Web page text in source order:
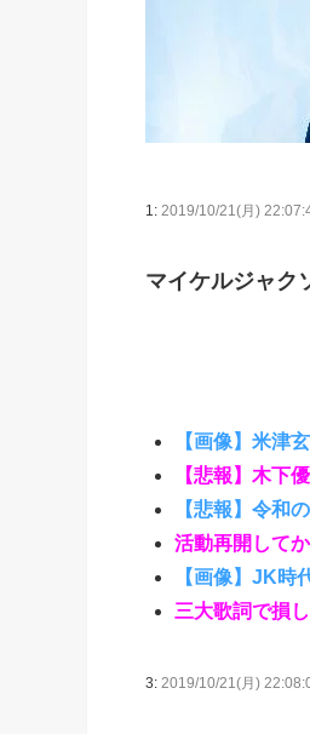
1: 2019/10/21(月)
マイケルジャク
【画像】米津
【悲報】木下
【悲報】令和
活動再開して
【画像】JK時
三大歌詞で損
3: 2019/10/21(月)